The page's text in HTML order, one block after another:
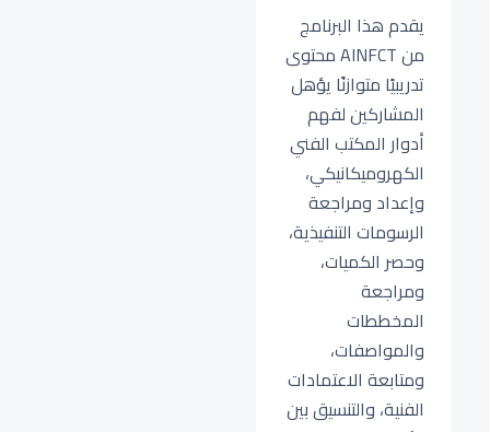
يقدم هذا البرنامج
من AINFCT محتوى
تدريبيًا متوازنًا يؤهل
المشاركين لفهم
أدوار المكتب الفني
الكهروميكانيكي،
وإعداد ومراجعة
الرسومات التنفيذية،
وحصر الكميات،
ومراجعة
المخططات
والمواصفات،
ومتابعة الاعتمادات
الفنية، والتنسيق بين